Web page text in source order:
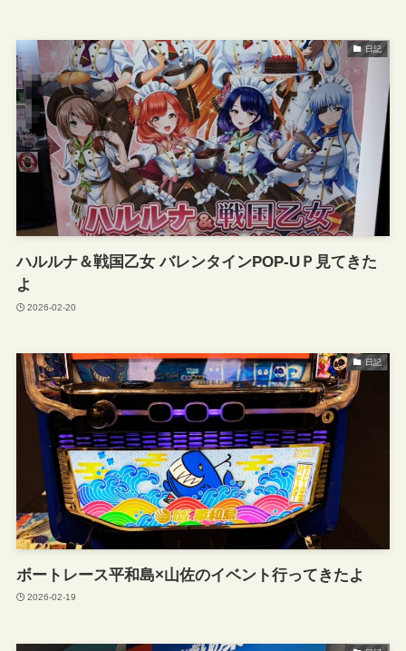
日記
ハルルナ＆戦国乙女 バレンタインPOP-UＰ見てきた
よ
2026-02-20
日記
ボートレース平和島×山佐のイベント行ってきたよ
2026-02-19